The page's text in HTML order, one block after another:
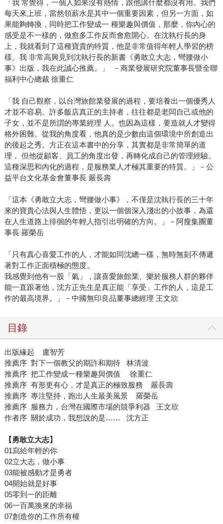
「我 常覺得，一個人如果沒有熱情，跟他講什麼都沒有用。我們
每天來上班，當然領薪水是其中一個重要因素，但另一方面，如
果能夠轉換，同時把工作變成一 種樂趣與價值，那麼，你內心的
感受是不一樣的，做愈多工作反而會愈開心。在沈執行長的身
上，我就看到了這種寶貴的特質，他是非常值得年輕人學習的榜
樣。我 非常高興見到沈執行長的新書《勇敢立大志，彎腰做小
事》出版，我在此誠心推薦。」 －商業發展研究院董事長暨全聯
福利中心總裁 徐重仁
「我 自己觀察，以台灣旅館業發展的過程，要培養出一個優秀人
才並不容易。許多飯店真正的主持者，往往都是老闆自己或他的
子女，並不是所謂的專業經理 人。也因為這樣，要造就人才變得
格外困難。從我的角度看，他真的是少數由這個環境中所創造出
的後起之秀。方正在這本書中的分享，其實都是非常簡單的道
理， 但他從顧客、員工的角度出發，再轉化成自己的管理經驗。
這種深思和內化的過程，是服務業人才極其重要的特質。」－公
益平台文化基金會董事長 嚴長壽
「這本《勇敢立大志，彎腰做小事》，不僅是沈執行長的三十年
來的寶貴心法與人生體悟，更以一個個深入淺出的小故事，為還
在人生道路上徘徊的年輕人指引出明確的方向。」－阿瘦集團董
事長 羅榮岳
「只有真心喜愛工作的人，才能如同沈總一樣，無時無刻不傳遞
著對工作正面積極的態度。
我感覺到他有一股「氣」，讓喜愛旅館業、樂於服務人群的夥伴
能一直跟著他，沈方正先生是真正能「享受」工作的人，這是工
作的最高境界。」－中國無印良品董事總經理 王文欣
目錄
出版緣起 盧智芳
推薦序 對下一個教父的期許和期待 林清波
推薦序 把工作變成一種樂趣與價值 徐重仁
推薦序 有形更有心，才是真正的極致服務 嚴長壽
推薦序 專注堅持，跑出人生最美風景 羅榮岳
推薦序 服務力，台灣在國際市場的競爭利器 王文欣
作者序 關於成功，我想說的是…… 沈方正
【勇敢立大志】
01寫給年輕的你
02立大志，做小事
03能被感動才是勇者
04開始就是好事
05零到一的距離
06一百萬換來的幸福
07創造你的工作所有權